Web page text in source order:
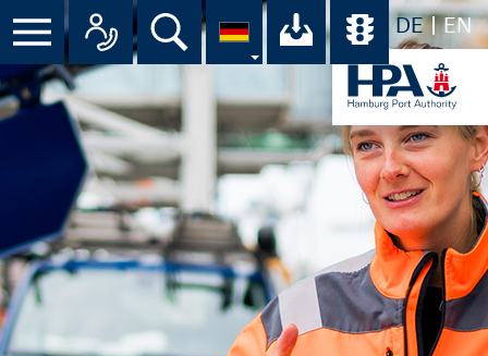
DE EN
Menü Alle Ansprechpartner im
Suche Ihr Download-